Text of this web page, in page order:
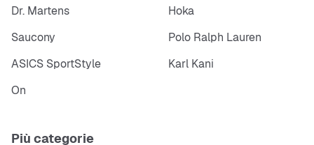
Dr. Martens
Hoka
Saucony
Polo Ralph Lauren
ASICS SportStyle
Karl Kani
On
Più categorie